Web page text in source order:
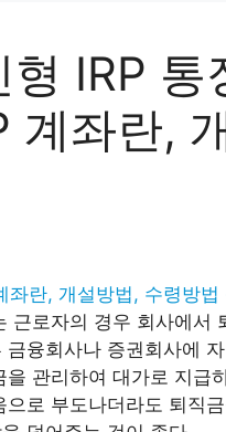
IRP 통
계좌란,
좌란, 개설방법, 수령방법
로자의 경우 회사에서
융회사나 증권회사에
관리하여 대가로 지급
로 부도나더라도 퇴직